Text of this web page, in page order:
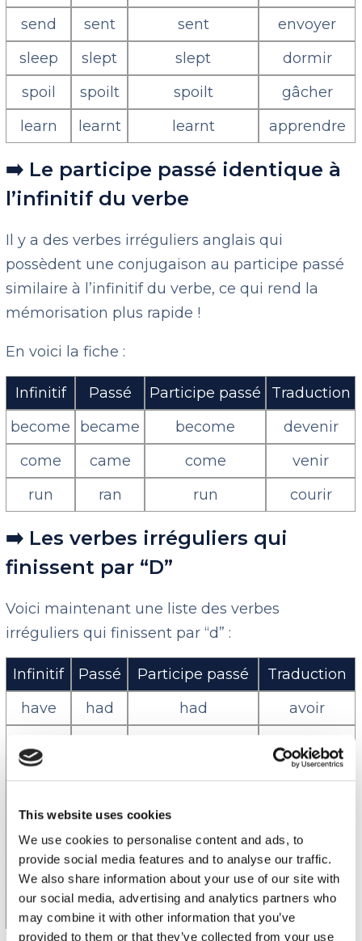
This website uses cookies
We use cookies to personalise content and ads, to
provide social media features and to analyse our traffic.
We also share information about your use of our site with
our social media, advertising and analytics partners who
may combine it with other information that you’ve
provided to them or that they’ve collected from your use
send
sent sent
envoyer
sleep
slept slept
dormir
spoil
spoilt spoilt
gâcher
learn
learnt learnt apprendre
➡️ Le participe passé identique à
l’infinitif du verbe
Il y a des verbes irréguliers anglais qui
possèdent une conjugaison au participe passé
similaire à l’infinitif du verbe, ce qui rend la
mémorisation plus rapide !
En voici la fiche :
Infinitif Passé Participe passé
Traduction
become
became become
devenir
come
came come
venir
run
ran run courir
➡️ Les verbes irréguliers qui
finissent par “D”
Voici maintenant une liste des verbes
irréguliers qui finissent par “d” :
Infinitif Passé Participe passé
Traduction
have
had had
avoir
say
said said
dire
tell
told
find
found found
trouver
lay
laid laid
s’allonger
pay
paid paid payer